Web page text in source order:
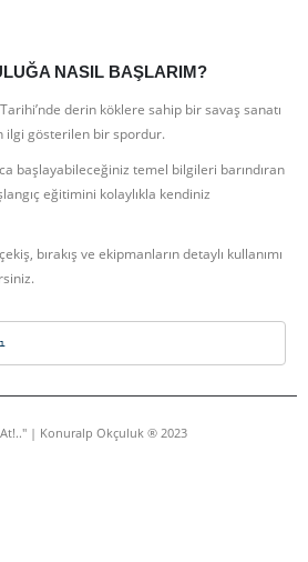
NASIL BAŞLARIM?
derin köklere sahip bir savaş sanatı
ilgi gösterilen bir spordur.
başlayabileceğiniz temel bilgileri barındıran
eğitimini kolaylıkla kendiniz
bırakış ve ekipmanların detaylı kullanımı
| Konuralp Okçuluk ® 2023